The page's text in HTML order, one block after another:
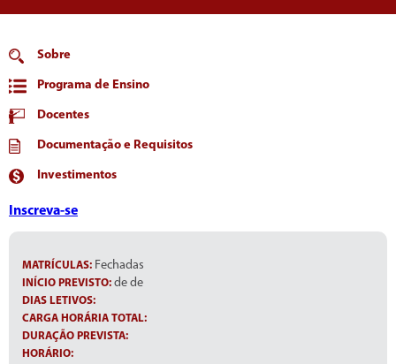
Sobre
Programa de Ensino
Docentes
Documentação e Requisitos
Investimentos
Inscreva-se
MATRÍCULAS: Fechadas
INÍCIO PREVISTO: de de
DIAS LETIVOS:
CARGA HORÁRIA TOTAL:
DURAÇÃO PREVISTA:
HORÁRIO: